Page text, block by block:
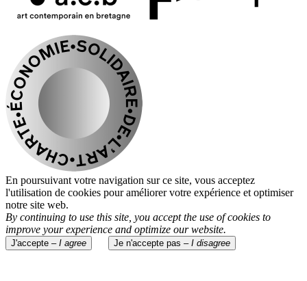
En poursuivant votre navigation sur ce site, vous acceptez
l'utilisation de cookies pour améliorer votre expérience et optimiser
notre site web.
By continuing to use this site, you accept the use of cookies to
improve your experience and optimize our website.
J'accepte – I agree Je n'accepte pas – I disagree